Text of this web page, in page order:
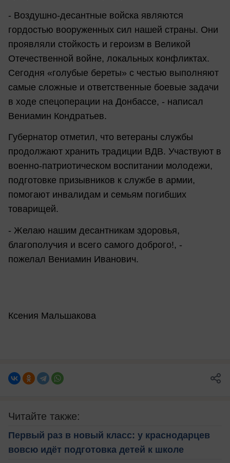
- Воздушно-десантные войска являются
гордостью вооруженных сил нашей страны. Они
проявляли стойкость и героизм в Великой
Отечественной войне, локальных конфликтах.
Сегодня «голубые береты» с честью выполняют
самые сложные и ответственные боевые задачи
в ходе спецоперации на Донбассе, - написал
Вениамин Кондратьев.
Губернатор отметил, что ветераны службы
продолжают хранить традиции ВДВ. Участвуют в
военно-патриотическом воспитании молодежи,
подготовке призывников к службе в армии,
помогают инвалидам и семьям погибших
товарищей.
- Желаю нашим десантникам здоровья,
благополучия и всего самого доброго!, -
пожелал Вениамин Иванович.
Ксения Мальшакова
Читайте также:
Первый раз в новый класс: у краснодарцев
вовсю идёт подготовка детей к школе